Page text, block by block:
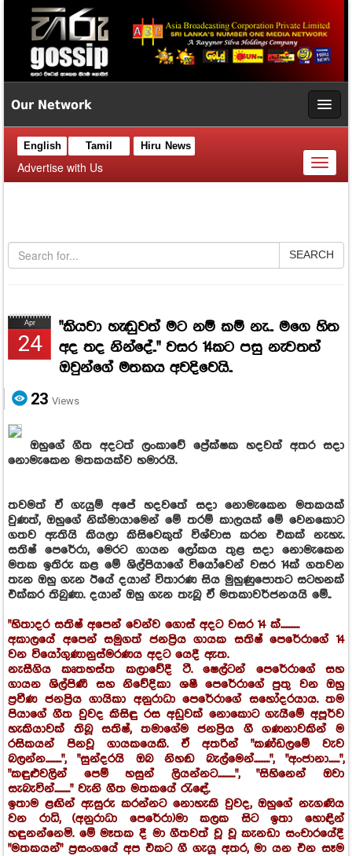
Our Network
English Tamil Hiru News
Advertise with Us
Toggle
SEARCH
Apr
24
"කියවා හැඬුවත් මට නම් කම් නැ... මගෙ හිත
අද තද නින්දේ.." වසර 14කට පසු නැවතත්
ඔවුන්ගේ මතකය අවදිවෙයි..
23 Views
ඔහුගේ ගීත අදටත් ලංකාවේ ප්‍රේක්ෂක හදවත් අතර සදා
නොමැකෙන මතකයක්ව හමාරයි.
තවමත් ඒ ගැයුම් අපේ හදවතේ සදා නොමැකෙන මතකයක්
වුණත්, ඔහුගේ නික්මායාමෙන් මේ තරම් කාල‍යක් මේ වෙනකොට
ගතව ඇතියි කියලා කිසිවෙකුත් විශ්වාස කරන එකක් නැහැ.
සතිෂ් පෙරේරා, මෙරට ගායන ලෝකය තුළ සදා නොමැකෙන
මතක ඉතිරු කළ මේ ශිල්පියාගේ වියෝවෙන් වසර 14ක් ගතවන
තැන ඔහු ගැන ඊයේ දයාන් විතාරණ සිය මුහුණුපොතට සටහනක්
එක්කර තිබුණා. දයාන් ඔහු ගැන තැබූ ඒ මතකාවර්ජනයයි මේ..
"හිතාදර සතිෂ් අපෙන් වෙන්ව ගොස් අදට වසර 14 ක්............
අකාලයේ අපෙන් සමුගත් ජනප්‍රිය ගායක සතිෂ් පෙරේරාගේ 14
වන වියෝගුණානුස්මරණය අදට යෙදී ඇත.
නැසීගිය කෘතහස්ත කලාවේදී ටී. ෂෙල්ටන් පෙරේරාගේ සහ
ගායන ශිල්පිණී සහ නිවේදිකා ශෂී පෙරේරාගේ පුතු වන ඔහු
ප්‍රවීණ ජනප්‍රිය ගායිකා අනුරාධා පෙරේරාගේ සහෝදරයාය. තම
පියාගේ ගීත වුවද කිසිඳු රස අඩුවක් නොකොට ගැයීමේ අපූර්ව
හැකියාවක් තිබූ සතිෂ්, තමාගේම ජනප්‍රිය ගී ගණනාවකින් ම
රසිකයන් පිනවූ ගායකයෙකි. ඒ අතරින් "කණ්ඩලමේ වැව
බලන්න..........", "සුන්දරයි ඔබ නිහඬ බැල්මෙන්..........", "අංජානා.......",
"කඳුළුවලින් පෙම් හසුන් ලියන්නට...........", "සිහිනෙන් ඔවා
සැබැවින්.........." වැනි ගීත මතකයේ රැඳේ.
ඉතාම ළඟින් ඇසුරු කරන්නට නොහැකි වුවද, ඔහුගේ නැගණිය
වන රාධි, (අනුරාධා පෙරේරා)මා කලක සිට ඉතා හොඳින්
හඳුනන්නෙමි. මේ මෑතක දී මා ගීතවත් වූ වූ කැනඩා සංචාරයේදී
"මතකයන්" ප්‍රසංගයේ අප එකට ගී ගැයූ අතර, මා යන එන සෑම